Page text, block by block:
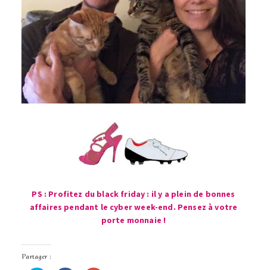
PS : Profitez du black friday : il y a plein de bonnes
affaires pendant le cyber week-end. Pensez à votre
porte monnaie !
Partager :